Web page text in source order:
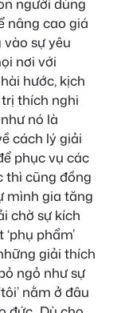
nâng cao giá
sự yêu
nơi với
hước, kịch
thích nghi
nó là
cách lý giải
phục vụ các
thì cũng đồng
mình gia tăng
chờ sự kích
phẩm’
giải thích
ngỏ như sự
nằm ở đâu